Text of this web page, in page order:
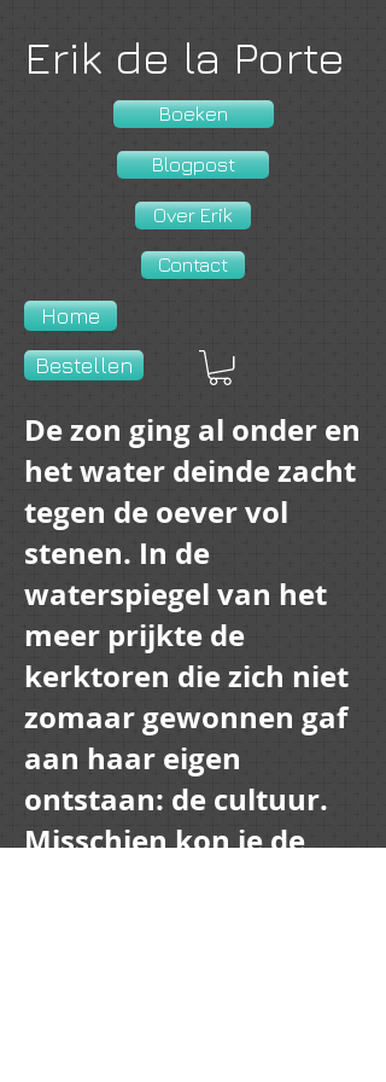
Erik de la Porte
Boeken
Blogpost
Over Erik
Contact
Home
Bestellen
De zon ging al onder en
het water deinde zacht
tegen de oever vol
stenen. In de
waterspiegel van het
meer prijkte de
kerktoren die zich niet
zomaar gewonnen gaf
aan haar eigen
ontstaan: de cultuur.
Misschien kon je de